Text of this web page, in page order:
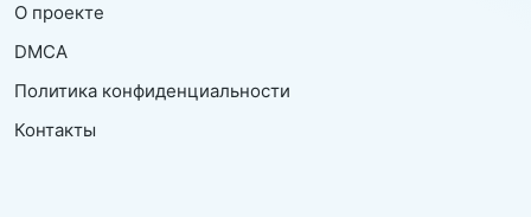
О проекте
DMCA
Политика конфиденциальности
Контакты